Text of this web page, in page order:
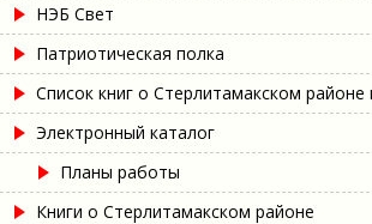
НЭБ Свет
Патриотическая полка
Список книг о Стерлитамакском районе
Электронный каталог
Планы работы
Книги о Стерлитамакском районе